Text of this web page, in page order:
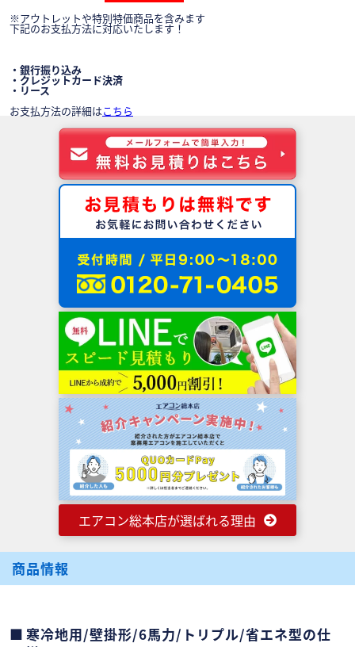
※アウトレットや特別特価商品を含みます
下記のお支払方法に対応いたします！
・銀行振り込み
・クレジットカード決済
・リース
お支払方法の詳細はこちら
エアコン総本店が選ばれる理由
商品情報
寒冷地用/壁掛形/6馬力/トリプル/省エネ型の仕